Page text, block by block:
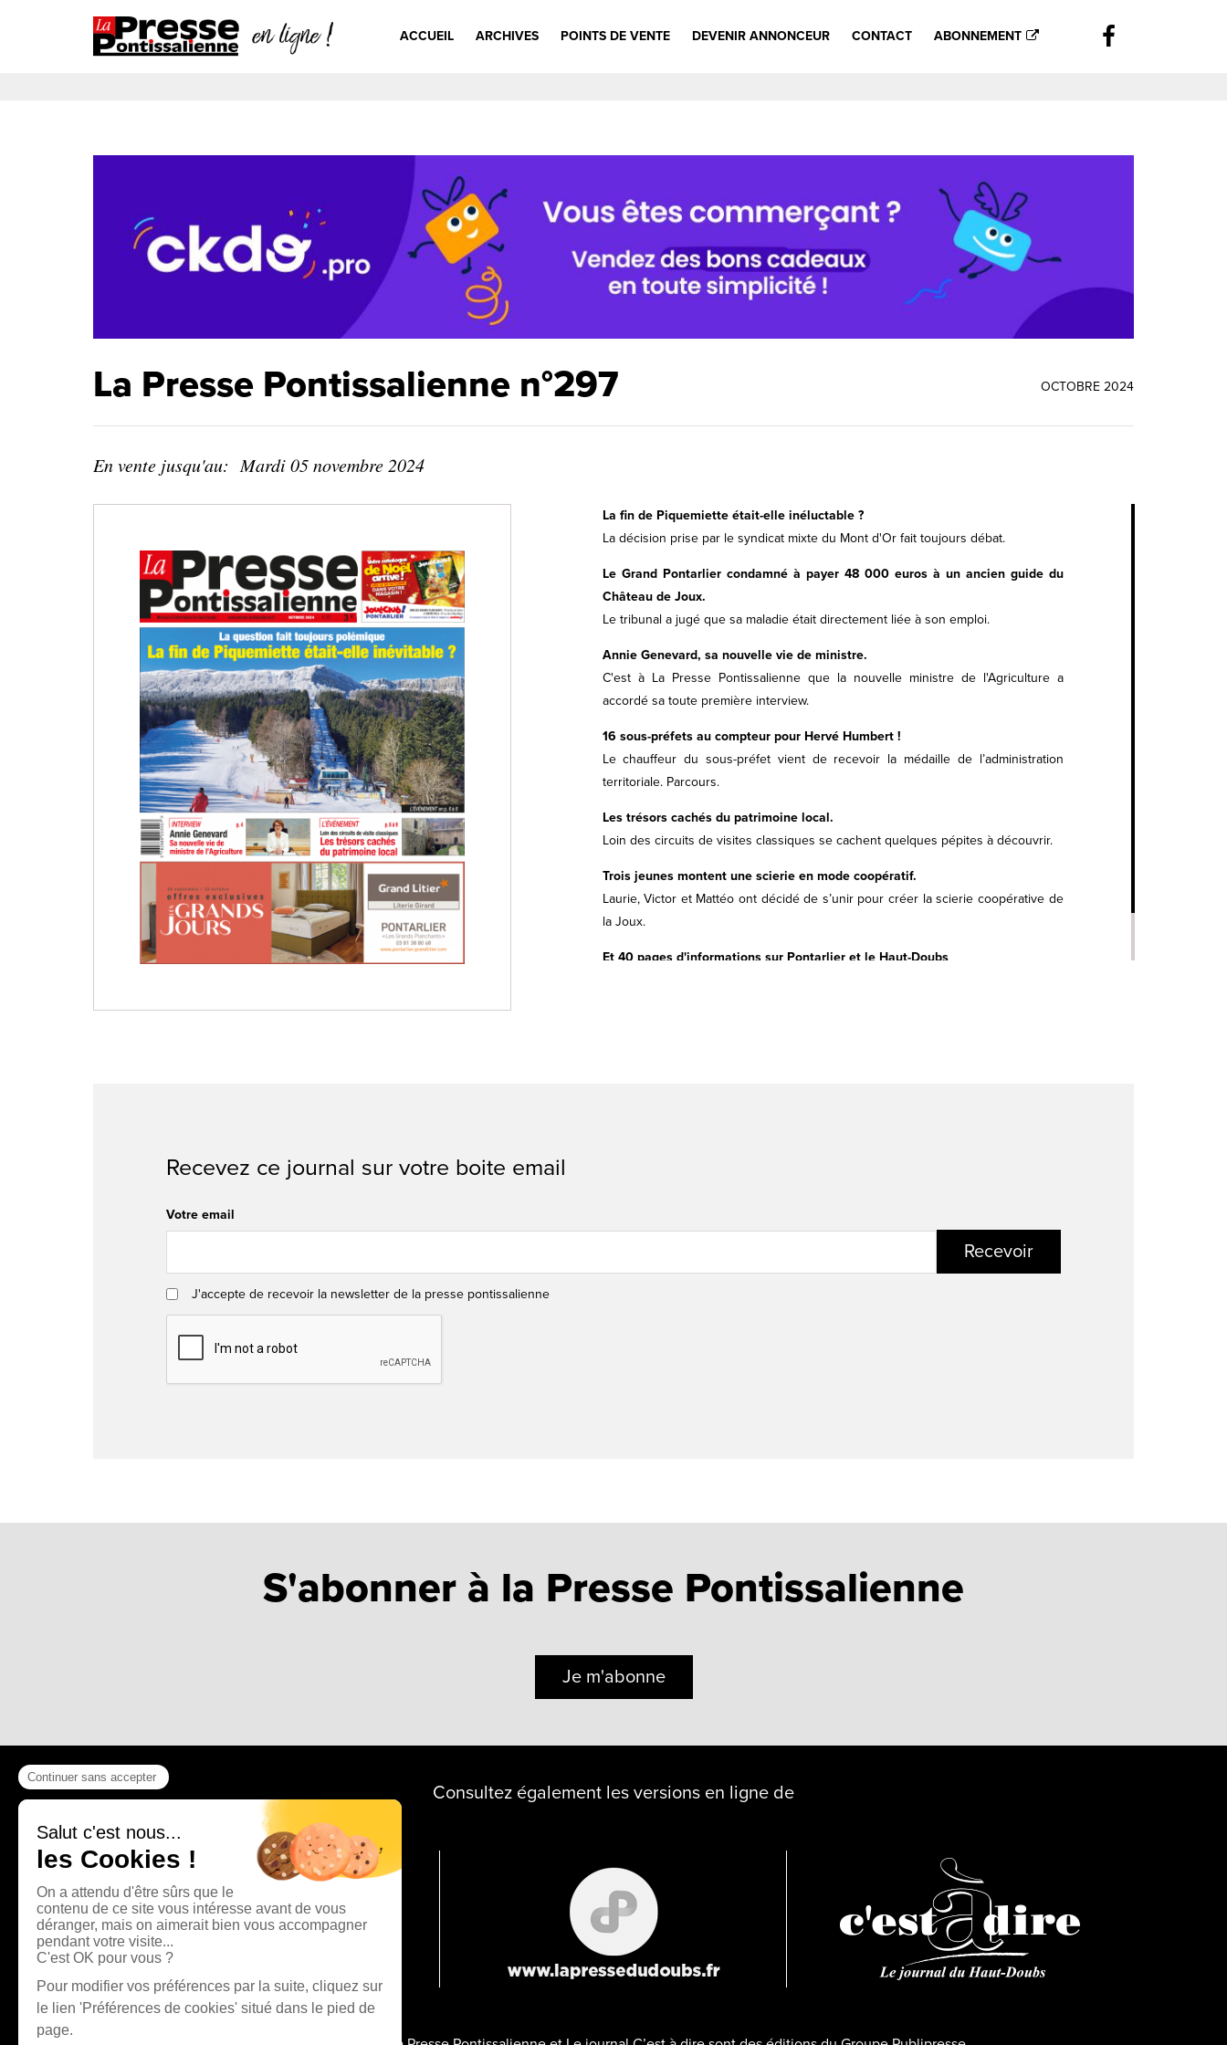
ACCUEIL ARCHIVES POINTS DE VENTE DEVENIR ANNONCEUR CONTACT ABONNEMENT
La Presse Pontissalienne n°297 OCTOBRE 2024
En vente jusqu'au: Mardi 05 novembre 2024
La fin de Piquemiette était-elle inéluctable ?
La décision prise par le syndicat mixte du Mont d'Or fait toujours débat.
Le Grand Pontarlier condamné à payer 48 000 euros à un ancien guide du
Château de Joux.
Le tribunal a jugé que sa maladie était directement liée à son emploi.
Annie Genevard, sa nouvelle vie de ministre.
C'est à La Presse Pontissalienne que la nouvelle ministre de l'Agriculture a
accordé sa toute première interview.
16 sous-préfets au compteur pour Hervé Humbert !
Le chauffeur du sous-préfet vient de recevoir la médaille de l’administration
territoriale. Parcours.
Les trésors cachés du patrimoine local.
Loin des circuits de visites classiques se cachent quelques pépites à découvrir.
Trois jeunes montent une scierie en mode coopératif.
Laurie, Victor et Mattéo ont décidé de s’unir pour créer la scierie coopérative de
la Joux.
Et 40 pages d'informations sur Pontarlier et le Haut-Doubs
Recevez ce journal sur votre boite email
Votre email
Recevoir
J'accepte de recevoir la newsletter de la presse pontissalienne
S'abonner à la Presse Pontissalienne
Je m'abonne
Consultez également les versions en ligne de